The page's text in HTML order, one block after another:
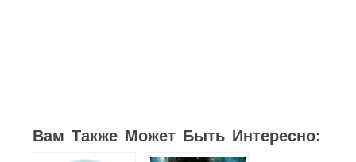
Вам Также Может Быть Интересно: